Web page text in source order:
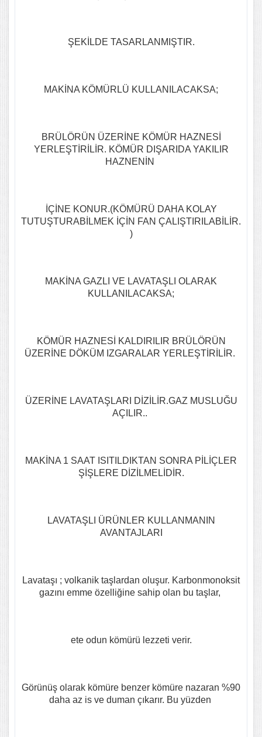
ŞEKİLDE TASARLANMIŞTIR.
MAKİNA KÖMÜRLÜ KULLANILACAKSA;
BRÜLÖRÜN ÜZERİNE KÖMÜR HAZNESİ
YERLEŞTİRİLİR. KÖMÜR DIŞARIDA YAKILIR
HAZNENİN
İÇİNE KONUR.(KÖMÜRÜ DAHA KOLAY
TUTUŞTURABİLMEK İÇİN FAN ÇALIŞTIRILABİLİR.
)
MAKİNA GAZLI VE LAVATAŞLI OLARAK
KULLANILACAKSA;
KÖMÜR HAZNESİ KALDIRILIR BRÜLÖRÜN
ÜZERİNE DÖKÜM IZGARALAR YERLEŞTİRİLİR.
ÜZERİNE LAVATAŞLARI DİZİLİR.GAZ MUSLUĞU
AÇILIR..
MAKİNA 1 SAAT ISITILDIKTAN SONRA PİLİÇLER
ŞİŞLERE DİZİLMELİDİR.
LAVATAŞLI ÜRÜNLER KULLANMANIN
AVANTAJLARI
Lavataşı ; volkanik taşlardan oluşur. Karbonmonoksit
gazını emme özelliğine sahip olan bu taşlar,
ete odun kömürü lezzeti verir.
Görünüş olarak kömüre benzer kömüre nazaran %90
daha az is ve duman çıkarır. Bu yüzden